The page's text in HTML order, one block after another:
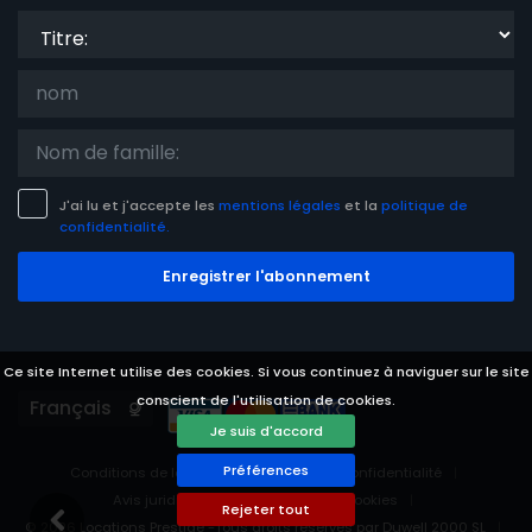
Ce site Internet utilise des cookies. Si vous continuez à naviguer sur le site
conscient de l'utilisation de cookies.
Je suis d'accord
Préférences
Rejeter tout
J'ai lu et j'accepte les mentions légales et la politique de
confidentialité.
Enregistrer l'abonnement
Languages
Conditions de location
politique de confidentialité
Avis juridique
Préférences des cookies
© 2026 Locations Prestige -Tous droits réservés par Duwell 2000 SL